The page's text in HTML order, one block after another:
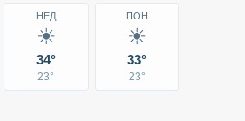
НЕД
☀
34°
23°
ПОН
☀
33°
23°